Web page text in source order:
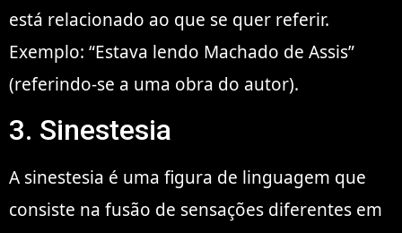
está relacionado ao que se quer referir.
Exemplo: “Estava lendo Machado de Assis”
(referindo-se a uma obra do autor).
3. Sinestesia
A sinestesia é uma figura de linguagem que
consiste na fusão de sensações diferentes em